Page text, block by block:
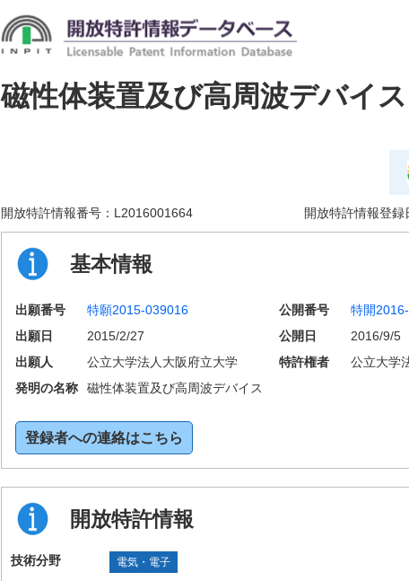
磁性体装置及び高周波デバイス
開放特許情報番号： L2016001664 開放特許情報登録
基本情報
出願番号 特願2015-039016 公開番号 特開
出願日
2015/2/27 公開日
2016/9/5
出願人
公立大学法人大阪府立大学 特許権者 公立大学
発明の名称
磁性体装置及び高周波デバイス
登録者への連絡はこちら
開放特許情報
技術分野 電気・電子